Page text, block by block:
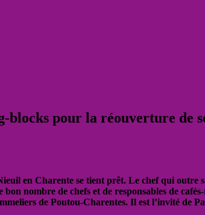
blocks pour la réouverture
en Charente se tient prêt. Le chef qui outre
nombre de chefs et de responsables de
de Poutou-Charentes. Il est l’invité de